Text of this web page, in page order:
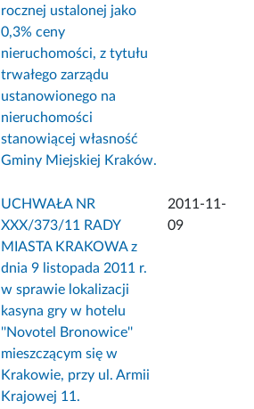
rocznej ustalonej jako
0,3% ceny
nieruchomości, z tytułu
trwałego zarządu
ustanowionego na
nieruchomości
stanowiącej własność
Gminy Miejskiej Kraków.
UCHWAŁA NR
XXX/373/11 RADY
MIASTA KRAKOWA z
dnia 9 listopada 2011 r.
w sprawie lokalizacji
kasyna gry w hotelu
''Novotel Bronowice''
mieszczącym się w
Krakowie, przy ul. Armii
Krajowej 11.
2011-11-
09